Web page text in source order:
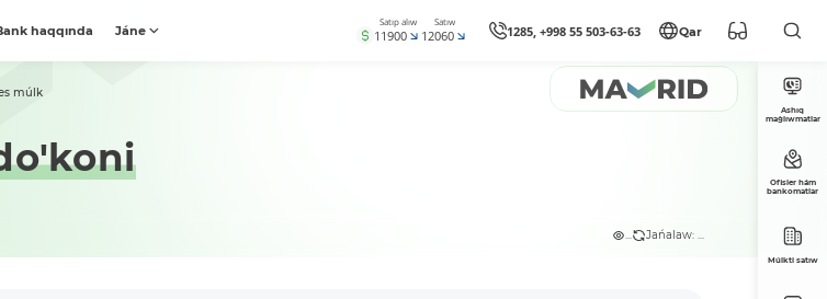
haqqında Jáne
Satıp alıw
11900
Satıw
12060 1285, +998 55 503-63-63 Qar
múlk
... Jańalaw: ...
Ashıq
maǵlıwmatlar
Ofisler hám
bankomatlar
Múlkti satıw